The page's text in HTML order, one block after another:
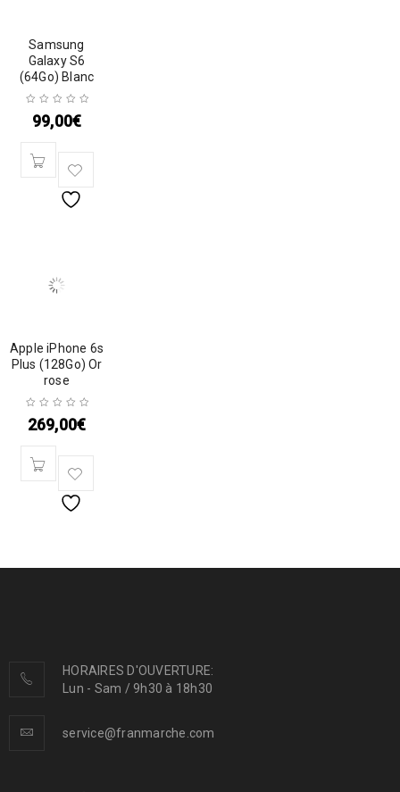
Samsung
Galaxy S6
(64Go) Blanc
99,00€
Apple iPhone 6s
Plus (128Go) Or
rose
269,00€
HORAIRES D'OUVERTURE:
Lun - Sam / 9h30 à 18h30
service@franmarche.com